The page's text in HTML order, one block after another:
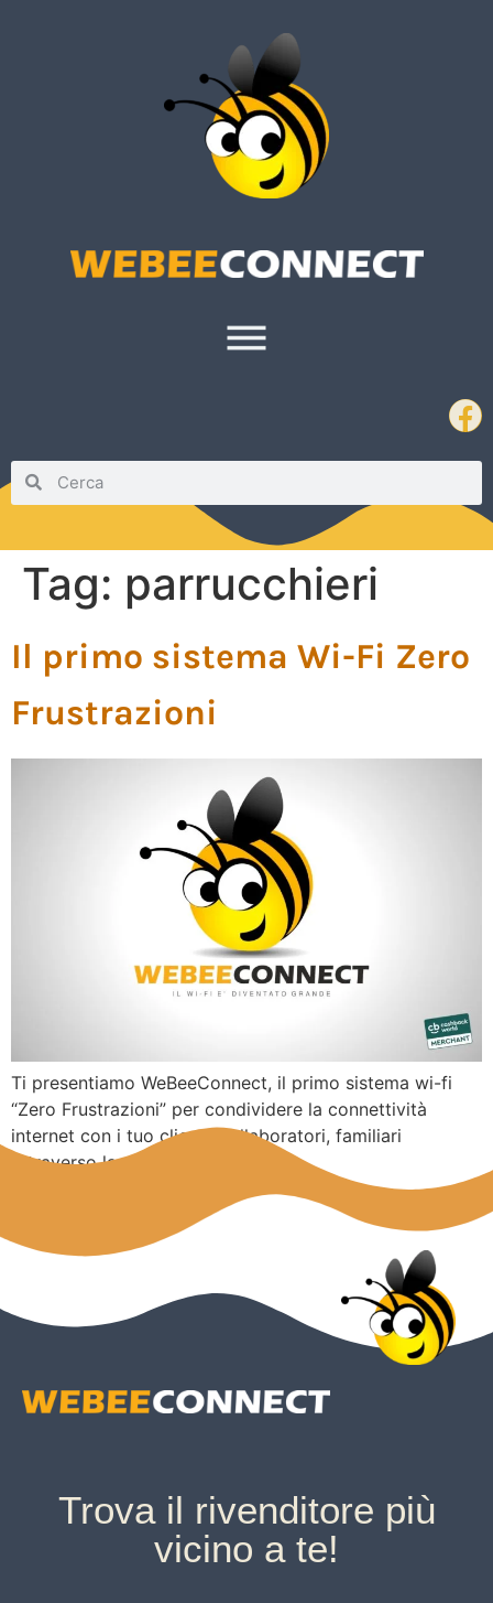
Tag: parrucchieri
Il primo sistema Wi-Fi Zero
Frustrazioni
Ti presentiamo WeBeeConnect, il primo sistema wi-fi
“Zero Frustrazioni” per condividere la connettività
internet con i tuo clienti, collaboratori, familiari
attraverso la rete wireless.
Trova il rivenditore più
vicino a te!